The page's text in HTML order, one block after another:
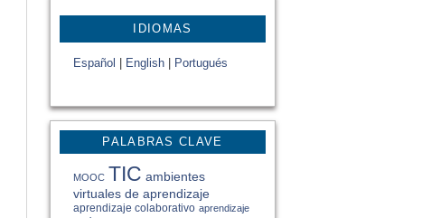
IDIOMAS
Español English Portugués
PALABRAS CLAVE
MOOC TIC ambientes
virtuales de aprendizaje
aprendizaje colaborativo aprendizaje